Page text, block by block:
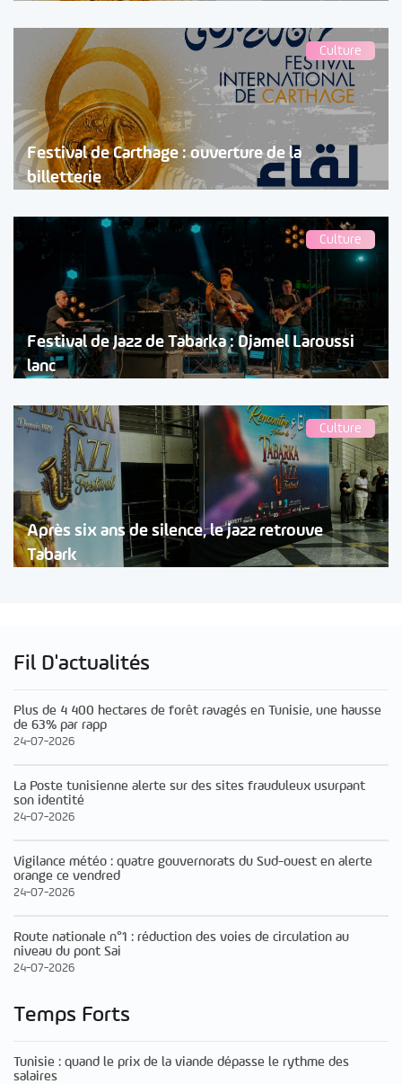
Culture
Festival de Carthage : ouverture de la
billetterie
Culture
Festival de Jazz de Tabarka : Djamel Laroussi
lanc
Culture
Après six ans de silence, le jazz retrouve
Tabark
Fil D'actualités
Plus de 4 400 hectares de forêt ravagés en Tunisie, une hausse
de 63% par rapp
24-07-2026
La Poste tunisienne alerte sur des sites frauduleux usurpant
son identité
24-07-2026
Vigilance météo : quatre gouvernorats du Sud-ouest en alerte
orange ce vendred
24-07-2026
Route nationale n°1 : réduction des voies de circulation au
niveau du pont Sai
24-07-2026
Temps Forts
Tunisie : quand le prix de la viande dépasse le rythme des
salaires